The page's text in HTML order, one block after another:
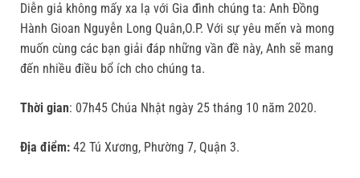
Diễn giả không mấy xa lạ với Gia đình chúng ta: Anh Đồng
Hành Gioan Nguyễn Long Quân,O.P. Với sự yêu mến và mong
muốn cùng các bạn giải đáp những vần đề này, Anh sẽ mang
đến nhiều điều bổ ích cho chúng ta.
Thời gian: 07h45 Chúa Nhật ngày 25 tháng 10 năm 2020.
Địa điểm: 42 Tú Xương, Phường 7, Quận 3.